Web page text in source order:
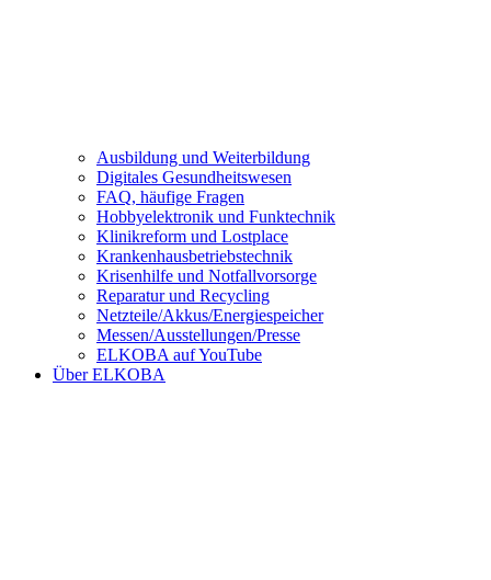
Ausbildung und Weiterbildung
Digitales Gesundheitswesen
FAQ, häufige Fragen
Hobbyelektronik und Funktechnik
Klinikreform und Lostplace
Krankenhausbetriebstechnik
Krisenhilfe und Notfallvorsorge
Reparatur und Recycling
Netzteile/Akkus/Energiespeicher
Messen/Ausstellungen/Presse
ELKOBA auf YouTube
Über ELKOBA